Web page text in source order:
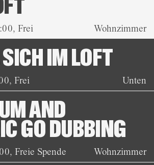
,Frei Wohnzimmer
,Frei
SICH IM LOFT
Unten
,Freie Spende
AND
GO DUBBING
Wohnzimmer